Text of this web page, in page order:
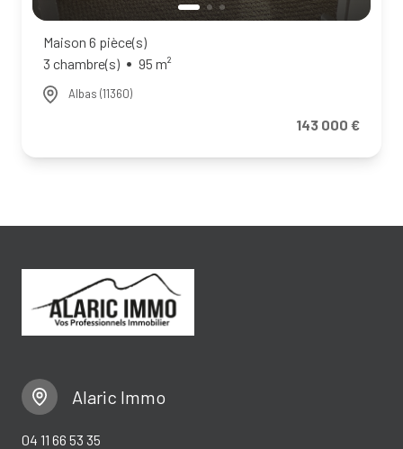
Maison 6 pièce(s)
3 chambre(s)
95 m²
Albas (11360)
143 000 €
Alaric Immo
04 11 66 53 35